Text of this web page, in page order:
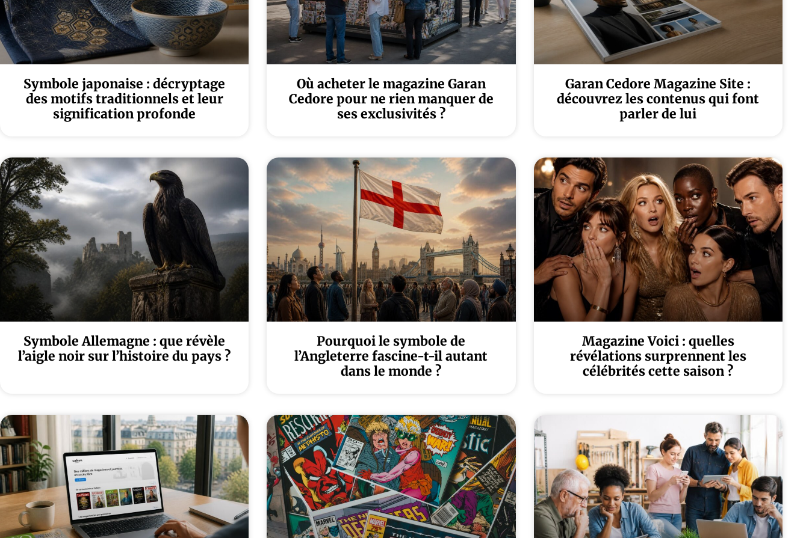
Symbole japonaise : décryptage
des motifs traditionnels et leur
signification profonde
Où acheter le magazine Garan
Cedore pour ne rien manquer de
ses exclusivités ?
Garan Cedore Magazine Site :
découvrez les contenus qui font
parler de lui
Symbole Allemagne : que révèle
l’aigle noir sur l’histoire du pays ?
Pourquoi le symbole de
l’Angleterre fascine-t-il autant
dans le monde ?
Magazine Voici : quelles
révélations surprennent les
célébrités cette saison ?